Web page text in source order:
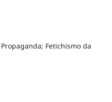
Fetichismo da